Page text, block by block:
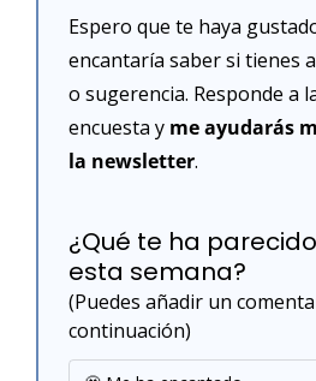
Espero que te haya
encantaría saber si tienes
o sugerencia. Responde a
encuesta y me ayudarás
la newsletter.
¿Qué te ha
esta semana?
(Puedes añadir un
continuación)